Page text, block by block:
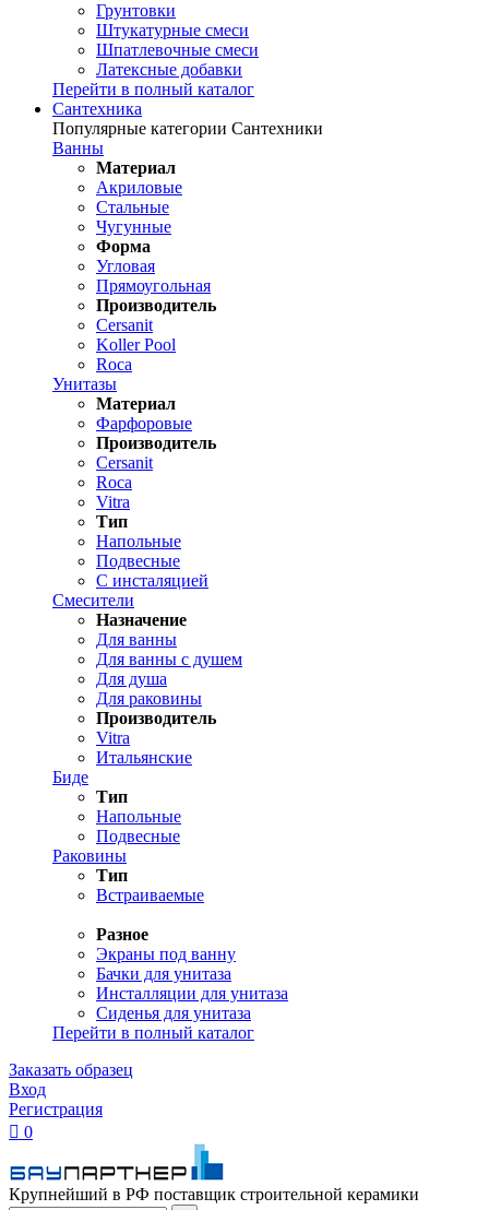
Грунтовки
Штукатурные смеси
Шпатлевочные смеси
Латексные добавки
Перейти в полный каталог
Сантехника
Популярные категории Сантехники
Ванны
Материал
Акриловые
Стальные
Чугунные
Форма
Угловая
Прямоугольная
Производитель
Cersanit
Koller Pool
Roca
Унитазы
Материал
Фарфоровые
Производитель
Cersanit
Roca
Vitra
Тип
Напольные
Подвесные
С инсталяцией
Смесители
Назначение
Для ванны
Для ванны с душем
Для душа
Для раковины
Производитель
Vitra
Итальянские
Биде
Тип
Напольные
Подвесные
Раковины
Тип
Встраиваемые
Разное
Экраны под ванну
Бачки для унитаза
Инсталляции для унитаза
Сиденья для унитаза
Перейти в полный каталог
Заказать образец
Вход
Регистрация
 0
Крупнейший в РФ поставщик строительной керамики